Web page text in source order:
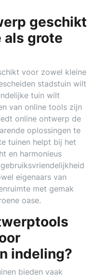
geschikt
als grote
voor zowel kleine
stadstuin wilt
tuin wilt
van online tools zijn
online ontwerp de
oplossingen te
tuinen helpt bij het
en harmonieus
eigenaars van
met gemak
oase.
indeling?
bieden vaak